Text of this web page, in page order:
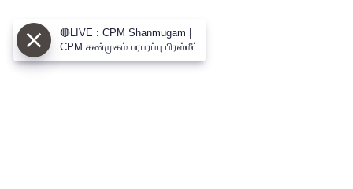
🔴LIVE : CPM Shanmugam |
CPM சண்முகம் பரபரப்பு பிரஸ்மீட்